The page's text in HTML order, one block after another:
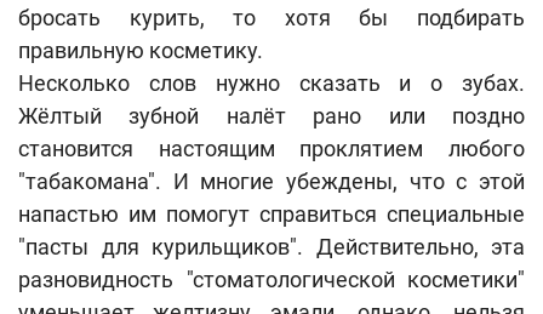
бросать курить, то хотя бы подбирать
правильную косметику.
Несколько слов нужно сказать и о зубах.
Жёлтый зубной налёт рано или поздно
становится настоящим проклятием любого
"табакомана". И многие убеждены, что с этой
напастью им помогут справиться специальные
"пасты для курильщиков". Действительно, эта
разновидность "стоматологической косметики"